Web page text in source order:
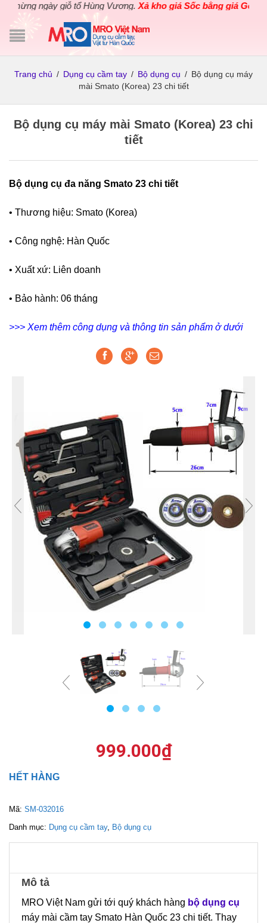
ngày giỗ tổ Hùng Vương.Xả kho giá Sốc bằng giá Gốccho
Trang chủ / Dụng cụ cầm tay / Bộ dụng cụ / Bộ dụng cụ máy
mài Smato (Korea) 23 chi tiết
Bộ dụng cụ máy mài Smato (Korea) 23 chi
tiết
Bộ dụng cụ đa năng Smato 23 chi tiết
• Thương hiệu: Smato (Korea)
• Công nghệ: Hàn Quốc
• Xuất xứ: Liên doanh
• Bảo hành: 06 tháng
>>> Xem thêm công dụng và thông tin sản phẩm ở dưới
999.000₫
HẾT HÀNG
Mã: SM-032016
Danh mục: Dụng cụ cầm tay, Bộ dụng cụ
Mô tả
MRO Việt Nam gửi tới quý khách hàng bộ dụng cụ
máy mài cầm tay Smato Hàn Quốc 23 chi tiết. Thay